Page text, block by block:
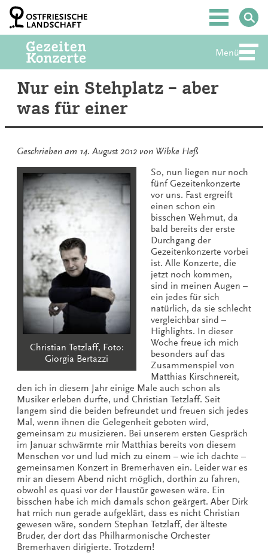
Zum
Inhalt
springen
Hauptmenü
Menü
Nur ein Stehplatz – aber
was für einer
Geschrieben am 14. August 2012 von Wibke Heß
Christian Tetzlaff, Foto:
Giorgia Bertazzi
So, nun liegen nur noch
fünf Gezeitenkonzerte
vor uns. Fast ergreift
einen schon ein
bisschen Wehmut, da
bald bereits der erste
Durchgang der
Gezeitenkonzerte vorbei
ist. Alle Konzerte, die
jetzt noch kommen,
sind in meinen Augen –
ein jedes für sich
natürlich, da sie schlecht
vergleichbar sind –
Highlights. In dieser
Woche freue ich mich
besonders auf das
Zusammenspiel von
Matthias Kirschnereit,
den ich in diesem Jahr einige Male auch schon als
Musiker erleben durfte, und Christian Tetzlaff. Seit
langem sind die beiden befreundet und freuen sich jedes
Mal, wenn ihnen die Gelegenheit geboten wird,
gemeinsam zu musizieren. Bei unserem ersten Gespräch
im Januar schwärmte mir Matthias bereits von diesem
Menschen vor und lud mich zu einem – wie ich dachte –
gemeinsamen Konzert in Bremerhaven ein. Leider war es
mir an diesem Abend nicht möglich, dorthin zu fahren,
obwohl es quasi vor der Haustür gewesen wäre. Ein
bisschen habe ich mich damals schon geärgert. Aber Dirk
hat mich nun gerade aufgeklärt, dass es nicht Christian
gewesen wäre, sondern Stephan Tetzlaff, der älteste
Bruder, der dort das Philharmonische Orchester
Bremerhaven dirigierte. Trotzdem!